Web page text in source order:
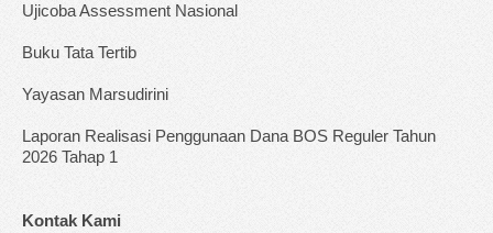
Ujicoba Assessment Nasional
Buku Tata Tertib
Yayasan Marsudirini
Laporan Realisasi Penggunaan Dana BOS Reguler Tahun
2026 Tahap 1
Kontak Kami